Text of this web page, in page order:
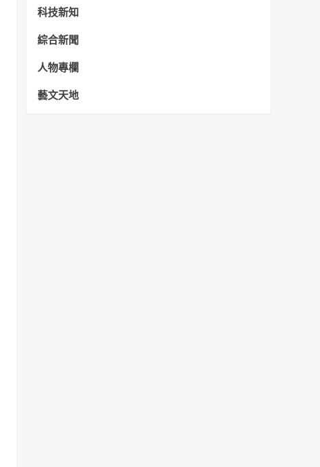
科技新知
綜合新聞
人物專欄
藝文天地